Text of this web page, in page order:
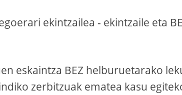
ekintzailea - ekintzaile eta
eskaintza BEZ helburuetarako
zerbitzuak ematea kasu